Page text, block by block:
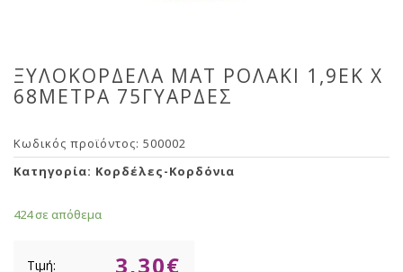
ΞΥΛΟΚΟΡΔΕΛΑ ΜΑΤ ΡΟΛΑΚΙ 1,9ΕΚ Χ
68ΜΕΤΡΑ 75ΓΥΑΡΔΕΣ
Κωδικός προϊόντος: 500002
Κατηγορία: Κορδέλες-Κορδόνια
424 σε απόθεμα
3,30€